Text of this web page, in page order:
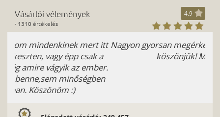
- 1310 értékelés
Nagyon gyorsan megérkezett és nekünk tetszik is:)
köszönjük! Medgyesi Zsófi
Elégedett vásárló: 249 457